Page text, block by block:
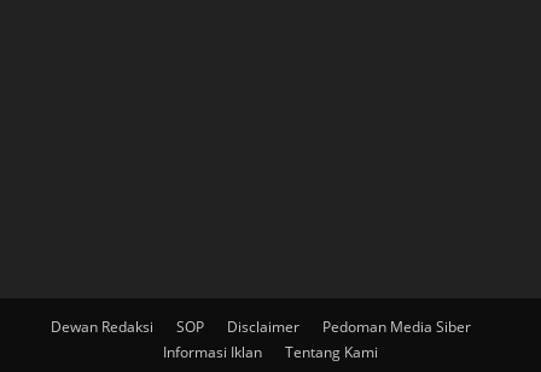
Dewan Redaksi SOP Disclaimer
Pedoman Media Siber
Informasi Iklan
Tentang Kami